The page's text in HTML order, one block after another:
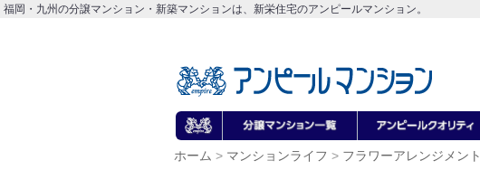
福岡・九州の分譲マンション・新築マンションは、新栄住宅のアンピールマンション。
ホーム > マンションライフ > フラワーアレンジメント